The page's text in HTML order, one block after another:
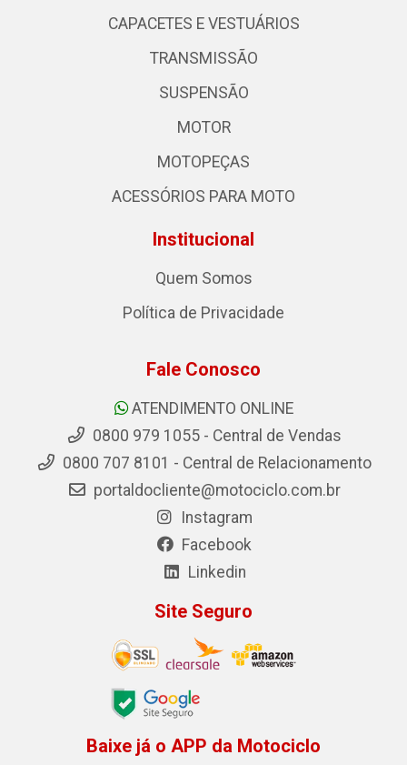
CAPACETES E VESTUÁRIOS
TRANSMISSÃO
SUSPENSÃO
MOTOR
MOTOPEÇAS
ACESSÓRIOS PARA MOTO
Institucional
Quem Somos
Política de Privacidade
Fale Conosco
ATENDIMENTO ONLINE
0800 979 1055 - Central de Vendas
0800 707 8101 - Central de Relacionamento
portaldocliente@motociclo.com.br
Instagram
Facebook
Linkedin
Site Seguro
Baixe já o APP da Motociclo